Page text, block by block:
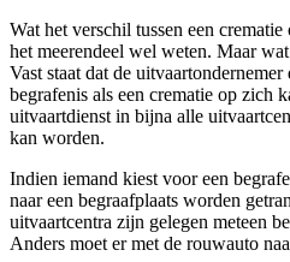
Wat het verschil tussen een
het meerendeel wel weten. Maar
Vast staat dat de
begrafenis als een crematie op zich
uitvaartdienst in bijna alle
kan worden.
Indien iemand kiest voor een
naar een begraafplaats worden
uitvaartcentra zijn gelegen meteen
Anders moet er met de rouwauto